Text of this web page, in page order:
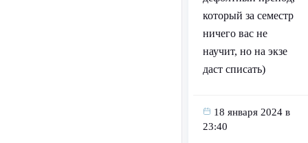
который за семестр
ничего вас не
научит, но на экзе
даст списать)
18 января 2024 в
23:40